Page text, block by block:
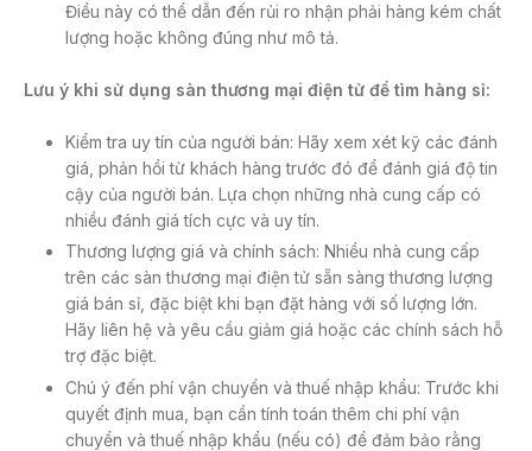
Điều này có thể dẫn đến rủi ro nhận phải hàng kém chất
lượng hoặc không đúng như mô tả.
Lưu ý khi sử dụng sàn thương mại điện tử để tìm hàng sỉ:
Kiểm tra uy tín của người bán: Hãy xem xét kỹ các đánh
giá, phản hồi từ khách hàng trước đó để đánh giá độ tin
cậy của người bán. Lựa chọn những nhà cung cấp có
nhiều đánh giá tích cực và uy tín.
Thương lượng giá và chính sách: Nhiều nhà cung cấp
trên các sàn thương mại điện tử sẵn sàng thương lượng
giá bán sỉ, đặc biệt khi bạn đặt hàng với số lượng lớn.
Hãy liên hệ và yêu cầu giảm giá hoặc các chính sách hỗ
trợ đặc biệt.
Chú ý đến phí vận chuyển và thuế nhập khẩu: Trước khi
quyết định mua, bạn cần tính toán thêm chi phí vận
chuyển và thuế nhập khẩu (nếu có) để đảm bảo rằng